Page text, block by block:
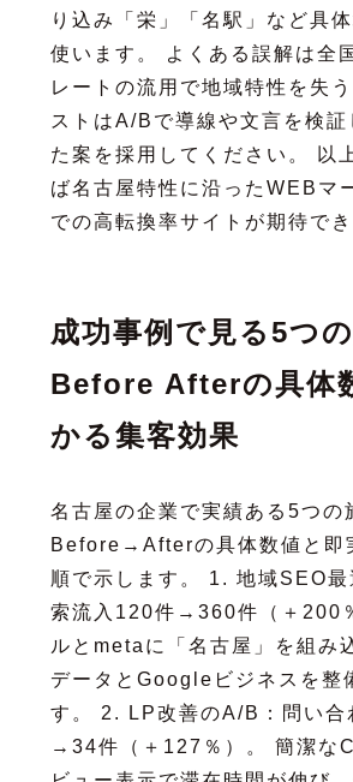
り込み「栄」「名駅」など具
使います。 よくある誤解は全
レートの流用で地域特性を失
ストはA/Bで導線や文言を検証
た案を採用してください。 以
ば名古屋特性に沿ったWEBマ
での高転換率サイトが期待でき
成功事例で見る5つ
Before Afterの具体
かる集客効果
名古屋の企業で実績ある5つの
Before→Afterの具体数値と即
順で示します。 1. 地域SEO最
索流入120件→360件（＋200
ルとmetaに「名古屋」を組み
データとGoogleビジネスを整
す。 2. LP改善のA/B：問い合
→34件（＋127％）。 簡潔な